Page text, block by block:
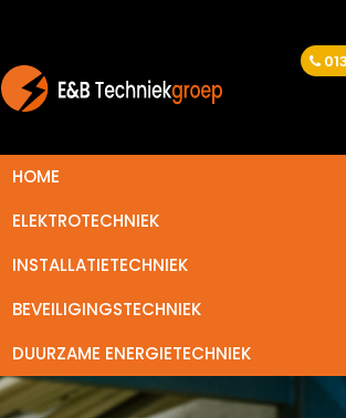
HOME
ELEKTROTECHNIEK
INSTALLATIETECHNIEK
BEVEILIGINGSTECHNIEK
DUURZAME ENERGIETECHNIEK